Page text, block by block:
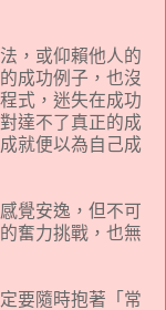
，或仰賴他人的
成功例子，也沒
式，迷失在成功
達不了真正的成
就便以為自己成
覺安逸，但不可
奮力挑戰，也無
要隨時抱著「常